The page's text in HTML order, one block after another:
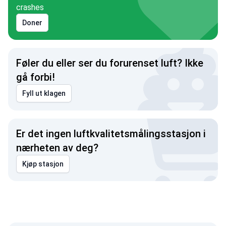
crashes
Doner
Føler du eller ser du forurenset luft? Ikke
gå forbi!
Fyll ut klagen
Er det ingen luftkvalitetsmålingsstasjon i
nærheten av deg?
Kjøp stasjon